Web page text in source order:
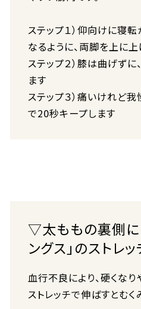
ステップ１）仰向けに寝
なるように、両脚を上に
ステップ２）膝は曲げずに
ます
ステップ３）痛いけれど
で20秒キープします
▽太ももの裏側に
ングス」のストレッ
血行不良により、硬くなり
ストレッチで伸ばすとむ